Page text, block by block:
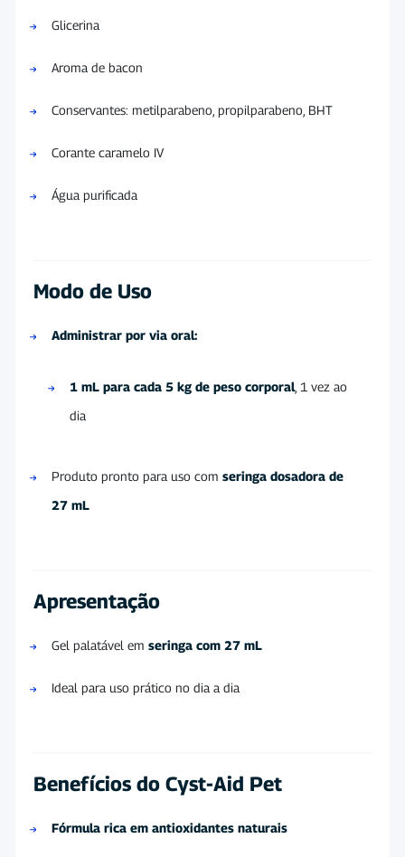
Glicerina
Aroma de bacon
Conservantes: metilparabeno, propilparabeno, BHT
Corante caramelo IV
Água purificada
Modo de Uso
Administrar por via oral:
1 mL para cada 5 kg de peso corporal, 1 vez ao
dia
Produto pronto para uso com seringa dosadora de
27 mL
Apresentação
Gel palatável em seringa com 27 mL
Ideal para uso prático no dia a dia
Benefícios do Cyst-Aid Pet
Fórmula rica em antioxidantes naturais